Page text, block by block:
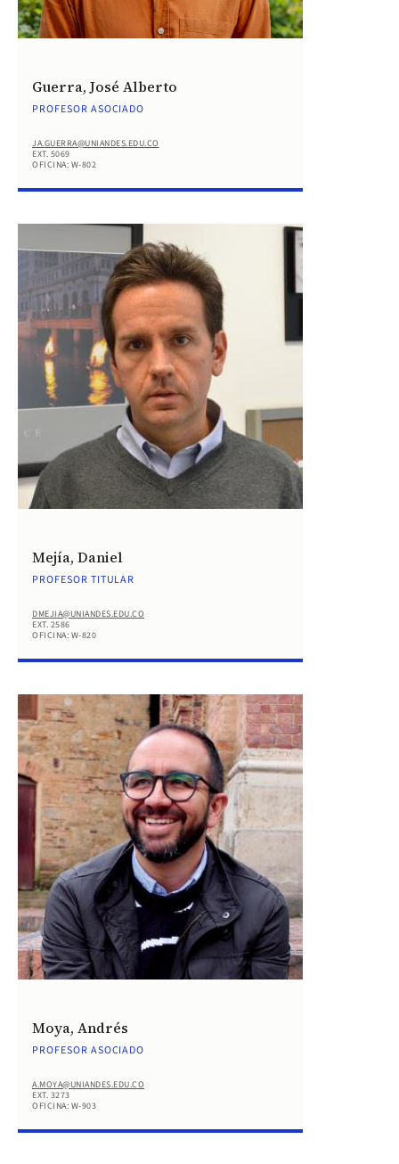
Guerra, José Alberto
PROFESOR ASOCIADO
JA.GUERRA@UNIANDES.EDU.CO
EXT. 5069
OFICINA: W-802
Mejía, Daniel
PROFESOR TITULAR
DMEJIA@UNIANDES.EDU.CO
EXT. 2586
OFICINA: W-820
Moya, Andrés
PROFESOR ASOCIADO
A.MOYA@UNIANDES.EDU.CO
EXT. 3273
OFICINA: W-903